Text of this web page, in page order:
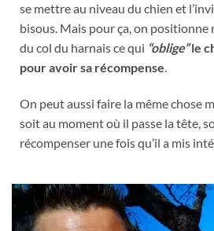
se mettre au niveau du chien et
bisous. Mais pour ça, on positionne
du col du harnais ce qui “oblige”le
pour avoir sa récompense.
On peut aussi faire la même chose
soit au moment où il passe la tête,
récompenser une fois qu’il a mis